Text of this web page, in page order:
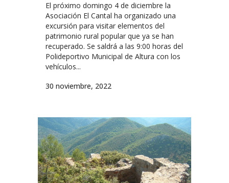
El próximo domingo 4 de diciembre la
Asociación El Cantal ha organizado una
excursión para visitar elementos del
patrimonio rural popular que ya se han
recuperado. Se saldrá a las 9:00 horas del
Polideportivo Municipal de Altura con los
vehículos...
30 noviembre, 2022